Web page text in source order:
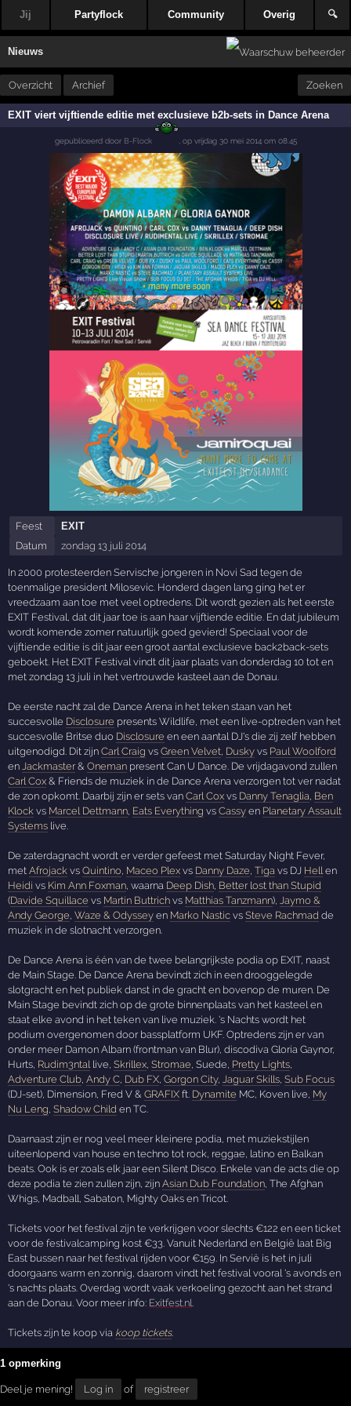
Jij Partyflock Community Overig 🔍
Nieuws
Overzicht Archief Zoeken
EXIT viert vijftiende editie met exclusieve b2b-sets in Dance Arena
gepubliceerd door B-Flock op vrijdag 30 mei 2014 om 08:45
Feest
EXIT
Datum
zondag 13 juli 2014
In 2000 protesteerden Servische jongeren in Novi Sad tegen de
toenmalige president Milosevic. Honderd dagen lang ging het er
vreedzaam aan toe met veel optredens. Dit wordt gezien als het eerste
EXIT Festival, dat dit jaar toe is aan haar vijftiende editie. En dat jubileum
wordt komende zomer natuurlijk goed gevierd! Speciaal voor de
vijftiende editie is dit jaar een groot aantal exclusieve back2back-sets
geboekt. Het EXIT Festival vindt dit jaar plaats van donderdag 10 tot en
met zondag 13 juli in het vertrouwde kasteel aan de Donau.
De eerste nacht zal de Dance Arena in het teken staan van het
succesvolle Disclosure presents Wildlife, met een live-optreden van het
succesvolle Britse duo Disclosure en een aantal DJ's die zij zelf hebben
uitgenodigd. Dit zijnCarl Craig vsGreen Velvet Dusky vs Paul Woolford
en Jackmaster&Oneman present Can U Dance. De vrijdagavond zullen
Carl Cox & Friends de muziek in de Dance Arena verzorgen tot ver nadat
de zon opkomt. Daarbij zijn er sets vanCarl Cox vs Danny Tenaglia Ben
Klock vs Marcel Dettmann Eats Everything vsCassy en Planetary Assault
Systems live.
De zaterdagnacht wordt er verder gefeest met Saturday Night Fever,
metAfrojack vsQuintino Maceo Plex vs Danny Daze ,Tiga vs DJ Hell en
Heidi vs Kim Ann Foxman , waarna Deep Dish Better lost than Stupid
(Davide Squillace vs Martin Buttrich vs Matthias Tanzmann),
Jaymo &
Andy George ,Waze & Odyssey en Marko Nastic vsSteve Rachmad de
muziek in de slotnacht verzorgen.
De Dance Arena is één van de twee belangrijkste podia op EXIT, naast
de Main Stage. De Dance Arena bevindt zich in een drooggelegde
slotgracht en het publiek danst in de gracht en bovenop de muren. De
Main Stage bevindt zich op de grote binnenplaats van het kasteel en
staat elke avond in het teken van live muziek. 's Nachts wordt het
podium overgenomen door bassplatform UKF. Optredens zijn er van
onder meer Damon Albarn (frontman van Blur), discodiva Gloria Gaynor,
Hurts, Rudim3ntal live,Skrillex ,Stromae , Suede, Pretty Lights
Adventure Club ,Andy C Dub FX ,Gorgon City, Jaguar Skills ,Sub Focus
(DJ-set), Dimension, Fred V &GRAFIX ft. Dynamite MC, Koven live, My
Nu Leng ,Shadow Child en TC.
Daarnaast zijn er nog veel meer kleinere podia, met muziekstijlen
uiteenlopend van house en techno tot rock, reggae, latino en Balkan
beats. Ook is er zoals elk jaar een Silent Disco. Enkele van de acts die op
deze podia te zien zullen zijn, zijnAsian Dub Foundation , The Afghan
Whigs, Madball, Sabaton, Mighty Oaks en Tricot.
Tickets voor het festival zijn te verkrijgen voor slechts €122 en een ticket
voor de festivalcamping kost €33. Vanuit Nederland en België laat Big
East bussen naar het festival rijden voor €159. In Servië is het in juli
doorgaans warm en zonnig, daarom vindt het festival vooral 's avonds en
's nachts plaats. Overdag wordt vaak verkoeling gezocht aan het strand
aan de Donau. Voor meer info: Exitfest.nl
Tickets zijn te koop via koop tickets.
1 opmerking
Deel je mening! Log in of registreer